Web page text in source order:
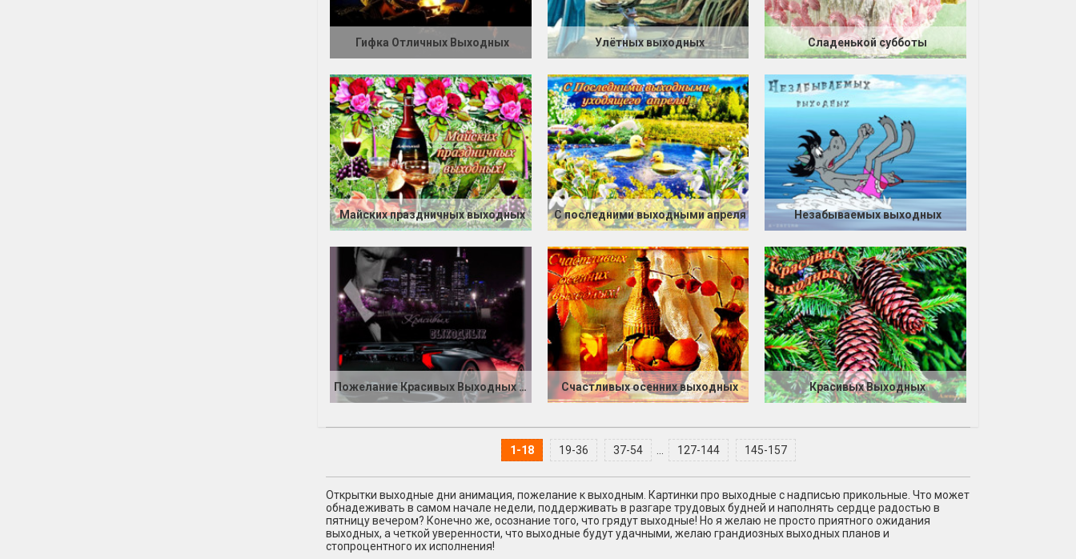
Гифка Отличных Выходных Улётных выходных Сладенькой субботы
Майских праздничных выходных С последними выходными апреля Незабываемых выходных
Пожелание Красивых Выходных в картинках Счастливых осенних выходных Красивых Выходных
1-18 19-36 37-54 ... 127-144 145-157
Открытки выходные дни анимация, пожелание к выходным. Картинки про выходные с надписью прикольные. Что может
обнадеживать в самом начале недели, поддерживать в разгаре трудовых будней и наполнять сердце радостью в
пятницу вечером? Конечно же, осознание того, что грядут выходные! Но я желаю не просто приятного ожидания
выходных, а четкой уверенности, что выходные будут удачными, желаю грандиозных выходных планов и
стопроцентного их исполнения!